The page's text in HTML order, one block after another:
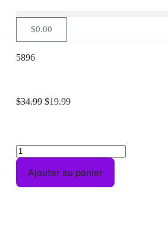
$0.00
5896
$34.99 $19.99
Ajouter au panier